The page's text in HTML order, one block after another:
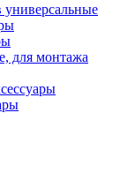
универсальные
для монтажа